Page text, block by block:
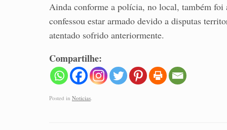
Ainda conforme a polícia, no local, também foi
confessou estar armado devido a disputas
atentado sofrido anteriormente.
Compartilhe:
Posted in Noticias